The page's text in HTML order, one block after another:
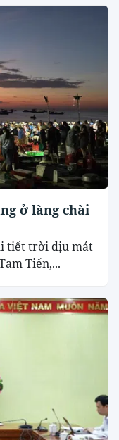
ở làng chài
tiết trời dịu mát
Tiến,...